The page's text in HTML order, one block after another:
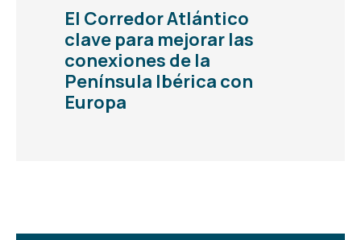
El Corredor Atlántico
clave para mejorar las
conexiones de la
Península Ibérica con
Europa